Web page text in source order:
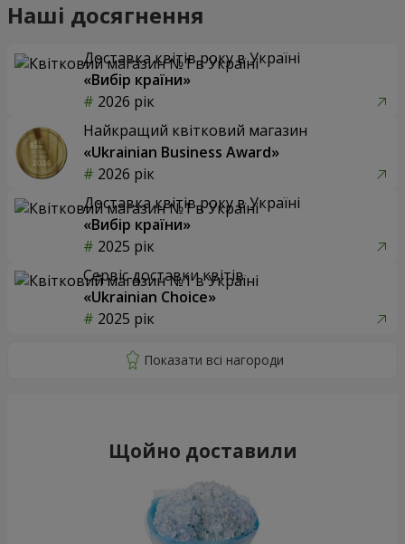
Наші досягнення
Доставка квітів року в Україні
«Вибір країни»
2026 рік
Найкращий квітковий магазин
«Ukrainian Business Award»
2026 рік
Доставка квітів року в Україні
«Вибір країни»
2025 рік
Сервіс доставки квітів
«Ukrainian Choice»
2025 рік
Щойно доставили